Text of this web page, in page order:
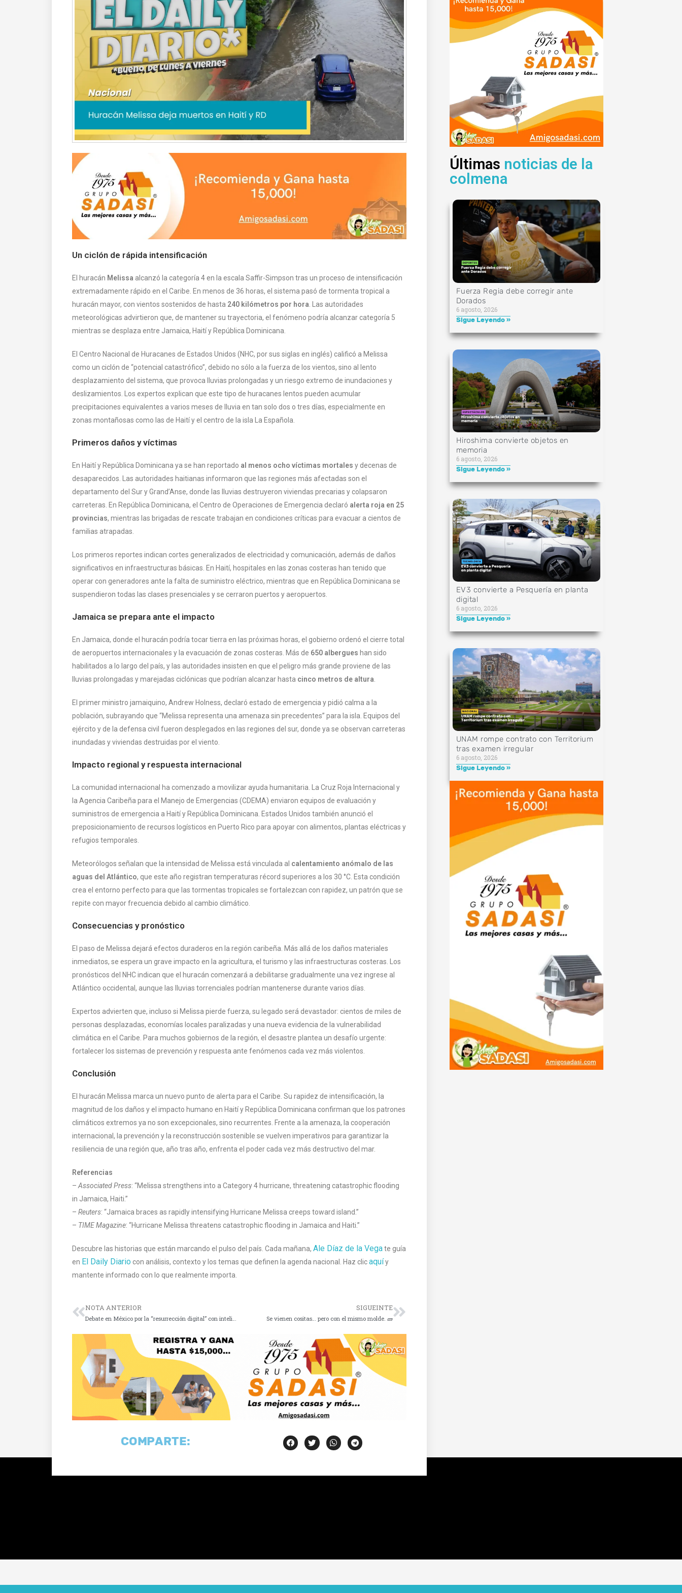
Un ciclón de rápida intensificación
El huracán Melissa alcanzó la categoría 4 en la escala Saffir-Simpson tras un proceso de intensificación
extremadamente rápido en el Caribe. En menos de 36 horas, el sistema pasó de tormenta tropical a
huracán mayor, con vientos sostenidos de hasta 240 kilómetros por hora . Las autoridades
meteorológicas advirtieron que, de mantener su trayectoria, el fenómeno podría alcanzar categoría 5
mientras se desplaza entre Jamaica, Haití y República Dominicana.
El Centro Nacional de Huracanes de Estados Unidos (NHC, por sus siglas en inglés) calificó a Melissa
como un ciclón de “potencial catastrófico”, debido no sólo a la fuerza de los vientos, sino al lento
desplazamiento del sistema, que provoca lluvias prolongadas y un riesgo extremo de inundaciones y
deslizamientos. Los expertos explican que este tipo de huracanes lentos pueden acumular
precipitaciones equivalentes a varios meses de lluvia en tan solo dos o tres días, especialmente en
zonas montañosas como las de Haití y el centro de la isla La Española.
Primeros daños y víctimas
En Haití y República Dominicana ya se han reportado al menos ocho víctimas mortales y decenas de
desaparecidos. Las autoridades haitianas informaron que las regiones más afectadas son el
departamento del Sur y Grand’Anse, donde las lluvias destruyeron viviendas precarias y colapsaron
carreteras. En República Dominicana, el Centro de Operaciones de Emergencia declaró alerta roja en 25
provincias, mientras las brigadas de rescate trabajan en condiciones críticas para evacuar a cientos de
familias atrapadas.
Los primeros reportes indican cortes generalizados de electricidad y comunicación, además de daños
significativos en infraestructuras básicas. En Haití, hospitales en las zonas costeras han tenido que
operar con generadores ante la falta de suministro eléctrico, mientras que en República Dominicana se
suspendieron todas las clases presenciales y se cerraron puertos y aeropuertos.
Jamaica se prepara ante el impacto
En Jamaica, donde el huracán podría tocar tierra en las próximas horas, el gobierno ordenó el cierre total
de aeropuertos internacionales y la evacuación de zonas costeras. Más de 650 albergues han sido
habilitados a lo largo del país, y las autoridades insisten en que el peligro más grande proviene de las
lluvias prolongadas y marejadas ciclónicas que podrían alcanzar hasta cinco metros de altura
El primer ministro jamaiquino, Andrew Holness, declaró estado de emergencia y pidió calma a la
población, subrayando que “Melissa representa una amenaza sin precedentes” para la isla. Equipos del
ejército y de la defensa civil fueron desplegados en las regiones del sur, donde ya se observan carreteras
inundadas y viviendas destruidas por el viento.
Impacto regional y respuesta internacional
La comunidad internacional ha comenzado a movilizar ayuda humanitaria. La Cruz Roja Internacional y
la Agencia Caribeña para el Manejo de Emergencias (CDEMA) enviaron equipos de evaluación y
suministros de emergencia a Haití y República Dominicana. Estados Unidos también anunció el
preposicionamiento de recursos logísticos en Puerto Rico para apoyar con alimentos, plantas eléctricas y
refugios temporales.
Meteorólogos señalan que la intensidad de Melissa está vinculada al calentamiento anómalo de las
aguas del Atlántico, que este año registran temperaturas récord superiores a los 30 °C. Esta condición
crea el entorno perfecto para que las tormentas tropicales se fortalezcan con rapidez, un patrón que se
repite con mayor frecuencia debido al cambio climático.
Consecuencias y pronóstico
El paso de Melissa dejará efectos duraderos en la región caribeña. Más allá de los daños materiales
inmediatos, se espera un grave impacto en la agricultura, el turismo y las infraestructuras costeras. Los
pronósticos del NHC indican que el huracán comenzará a debilitarse gradualmente una vez ingrese al
Atlántico occidental, aunque las lluvias torrenciales podrían mantenerse durante varios días.
Expertos advierten que, incluso si Melissa pierde fuerza, su legado será devastador: cientos de miles de
personas desplazadas, economías locales paralizadas y una nueva evidencia de la vulnerabilidad
climática en el Caribe. Para muchos gobiernos de la región, el desastre plantea un desafío urgente:
fortalecer los sistemas de prevención y respuesta ante fenómenos cada vez más violentos.
Conclusión
El huracán Melissa marca un nuevo punto de alerta para el Caribe. Su rapidez de intensificación, la
magnitud de los daños y el impacto humano en Haití y República Dominicana confirman que los patrones
climáticos extremos ya no son excepcionales, sino recurrentes. Frente a la amenaza, la cooperación
internacional, la prevención y la reconstrucción sostenible se vuelven imperativos para garantizar la
resiliencia de una región que, año tras año, enfrenta el poder cada vez más destructivo del mar.
Referencias
– Associated Press: “Melissa strengthens into a Category 4 hurricane, threatening catastrophic flooding
in Jamaica, Haiti.”
– Reuters: “Jamaica braces as rapidly intensifying Hurricane Melissa creeps toward island.”
– TIME Magazine: “Hurricane Melissa threatens catastrophic flooding in Jamaica and Haiti.”
Descubre las historias que están marcando el pulso del país. Cada mañana, Ale Díaz de la Vegate guía
en El Daily Diario con análisis, contexto y los temas que definen la agenda nacional. Haz clicaquíy
mantente informado con lo que realmente importa.
NOTA ANTERIOR SIGUEINTE
Se vienen cositas… pero con el mismo molde. 🧱
COMPARTE:
Últimas noticias de la
colmena
Fuerza Regia debe corregir ante
Dorados
6 agosto, 2026
Sigue Leyendo »
Hiroshima convierte objetos en
memoria
6 agosto, 2026
Sigue Leyendo »
EV3 convierte a Pesquería en planta
digital
6 agosto, 2026
Sigue Leyendo »
UNAM rompe contrato con Territorium
tras examen irregular
6 agosto, 2026
Sigue Leyendo »